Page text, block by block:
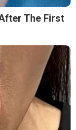
The First